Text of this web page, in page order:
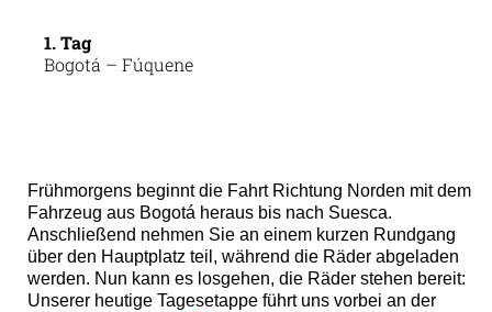
1. Tag
Bogotá – Fúquene
Frühmorgens beginnt die Fahrt Richtung Norden mit dem
Fahrzeug aus Bogotá heraus bis nach Suesca.
Anschließend nehmen Sie an einem kurzen Rundgang
über den Hauptplatz teil, während die Räder abgeladen
werden. Nun kann es losgehen, die Räder stehen bereit:
Unserer heutige Tagesetappe führt uns vorbei an der